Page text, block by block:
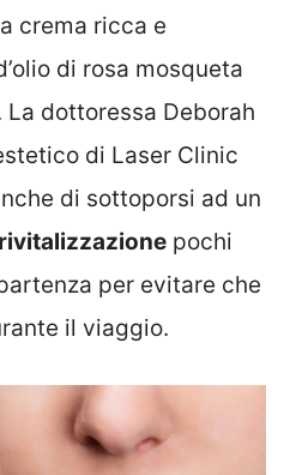
crema ricca e
di rosa mosqueta
dottoressa Deborah
di Laser Clinic
di sottoporsi ad un
pochi
per evitare che
il viaggio.